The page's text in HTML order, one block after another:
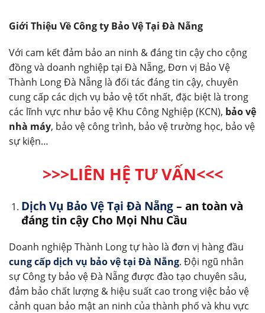
Giới Thiệu Về Công ty Bảo Vệ Tại Đà Nẵng
Với cam kết đảm bảo an ninh & đáng tin cậy cho cộng
đồng và doanh nghiệp tại Đà Nẵng, Đơn vị Bảo Vệ
Thành Long Đà Nẵng là đối tác đáng tin cậy, chuyên
cung cấp các dịch vụ bảo vệ tốt nhất, đặc biệt là trong
các lĩnh vực như bảo vệ Khu Công Nghiệp (KCN), bảo vệ
nhà máy, bảo vệ công trình, bảo vệ trường học, bảo vệ
sự kiện…
>>>LIÊN HỆ TƯ VẤN<<<
Dịch Vụ Bảo Vệ Tại Đà Nẵng– an toàn và
đáng tin cậy Cho Mọi Nhu Cầu
Doanh nghiệp Thành Long tự hào là đơn vị hàng đầu
cung cấp dịch vụ bảo vệ tại Đà Nẵng. Đội ngũ nhân
sự Công ty bảo vệ Đà Nẵng được đào tạo chuyên sâu,
đảm bảo chất lượng & hiệu suất cao trong việc bảo vệ
cảnh quan bảo mật an ninh của thành phố và khu vực